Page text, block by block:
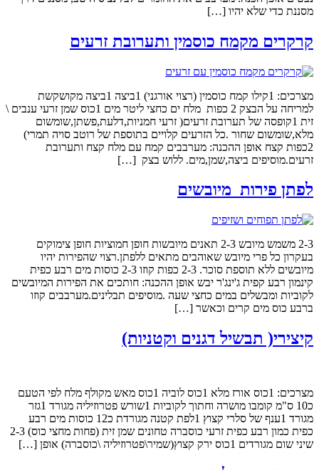
מסננת כדי שלא יהיו […]
קרקרים מקמח כוסמין ותערובת זרעים
מצרכים: 1קילו קמח כוסמין (רצוי אורגני) 1ביצה 1ביצה מקושקשת
למריחה על הבצק 2 כפות מלח ים כחצי ליטר מים 1כוס שמן זרעי ענבים \
זית 1קופסה של תערובת זרעים( זרעי חמניות,דלעת,פשתן,שומשום
מלא,שומשום שחור .כל הזרעים קלויים בתוספת של רוטב סויה תמרי)
2כפות קצח אופן ההכנה: מערבבים קמח עם מלח קצח ותערובת
זרעים.מוסיפים ביצה,שמן,מים. ללוש בצק […]
לפתן פירות מיובשים
2-3 משמש מיובש 2-3 תאנים מיובשות חופן חמוציות חופן צימוקים
בעקרון כל פרי מיובש שאוהבים מתאים ללפתן.רצוי שהפירות יהיו
מיובשים ללא תוספת סוכר. 2-3 כפות קוזו 2-3 כוסות מים רבע כפית
קינמון רבע קפית ג'ינג'ר יבש אופן ההכנה: חותכים את הפירות המיובשים
לקוביות ומבשלים במים כחצי שעה .מוסיפים תבלינים.מערבבים קוזו
ברבע כוס מים קרים וכאשר […]
קיצירי( תבשיל דגנים וקטניות)
מצרכים: 1כוס אורז מלא 1כוס לוביה 1כוס מאש מקולף מלח לפי הטעם
כ10 ס"מ קומבו מושרה וחתוך לקוביות 1שורש פטרוזיליה מגורד 1גזר
מגורד 1ענף של סלרי קצוץ 1לפת קטנה מגורדת כ12 כוסות מים רבע
כפית כמון רבע כפית זרעי כוסברה טחונים שמן זית (פחות מחצי כוס) 2-3
שיני שום מגורדים 1כוס ירק קצוץ(שמיר\פטרוזיליה \כוסברה) אופן […]